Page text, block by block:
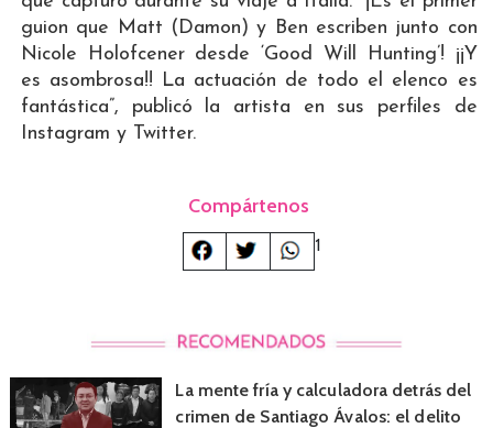
guion que Matt (Damon) y Ben escriben junto con
Nicole Holofcener desde ‘Good Will Hunting’! ¡¡Y
es asombrosa!! La actuación de todo el elenco es
fantástica”, publicó la artista en sus perfiles de
Instagram y Twitter.
Compártenos
1
La mente fría y calculadora detrás del
crimen de Santiago Ávalos: el delito